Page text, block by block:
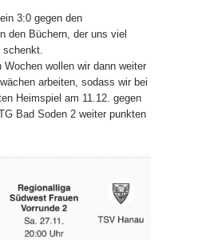
3:0 gegen den
den Büchern, der uns viel
Wochen wollen wir dann weiter
arbeiten, sodass wir bei
Heimspiel am 11.12. gegen
Bad Soden 2 weiter punkten